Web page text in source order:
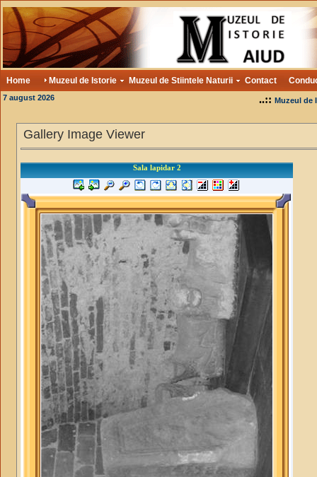
Home Muzeul de Istorie Muzeul de Stiintele Naturii Contact
7 august 2026 ..:: Muzeul de
Gallery Image Viewer
Sala lapidar 2